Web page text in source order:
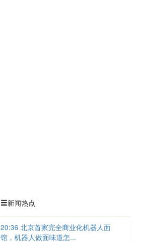
新闻热点
20:36 北京首家完全商业化机器人面
馆，机器人做面味道怎...